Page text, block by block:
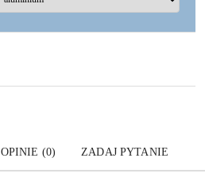
OPINIE (0) ZADAJ PYTANIE